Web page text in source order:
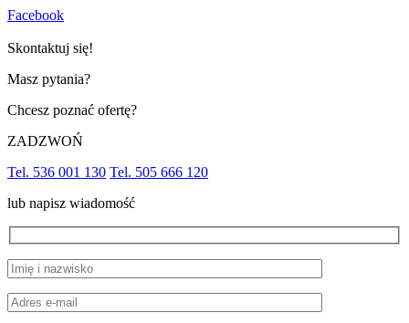
Facebook
Skontaktuj się!
Masz pytania?
Chcesz poznać ofertę?
ZADZWOŃ
Tel. 536 001 130 Tel. 505 666 120
lub napisz wiadomość